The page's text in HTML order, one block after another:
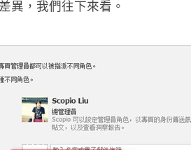
異，我們往下來看。